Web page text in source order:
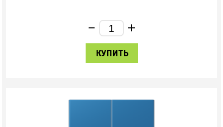
КУПИТЬ